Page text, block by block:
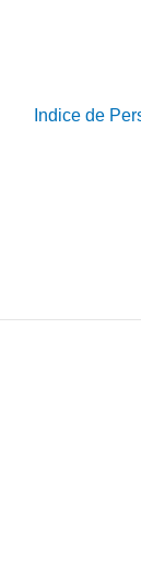
Indice de